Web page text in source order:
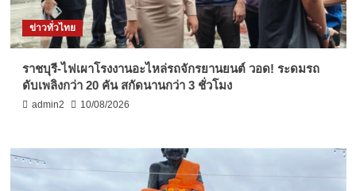
ข่าวทั่วไทย
ราชบุรี-ไฟเผาโรงงานอะไหล่รถจักรยานยนต์ วอด! ระดมรถ
ดับเพลิงกว่า 20 คัน สกัดนานกว่า 3 ชั่วโมง
admin2 10/08/2026